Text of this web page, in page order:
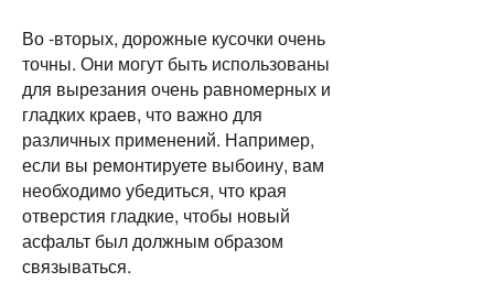
Во -вторых, дорожные кусочки очень
точны. Они могут быть использованы
для вырезания очень равномерных и
гладких краев, что важно для
различных применений. Например,
если вы ремонтируете выбоину, вам
необходимо убедиться, что края
отверстия гладкие, чтобы новый
асфальт был должным образом
связываться.